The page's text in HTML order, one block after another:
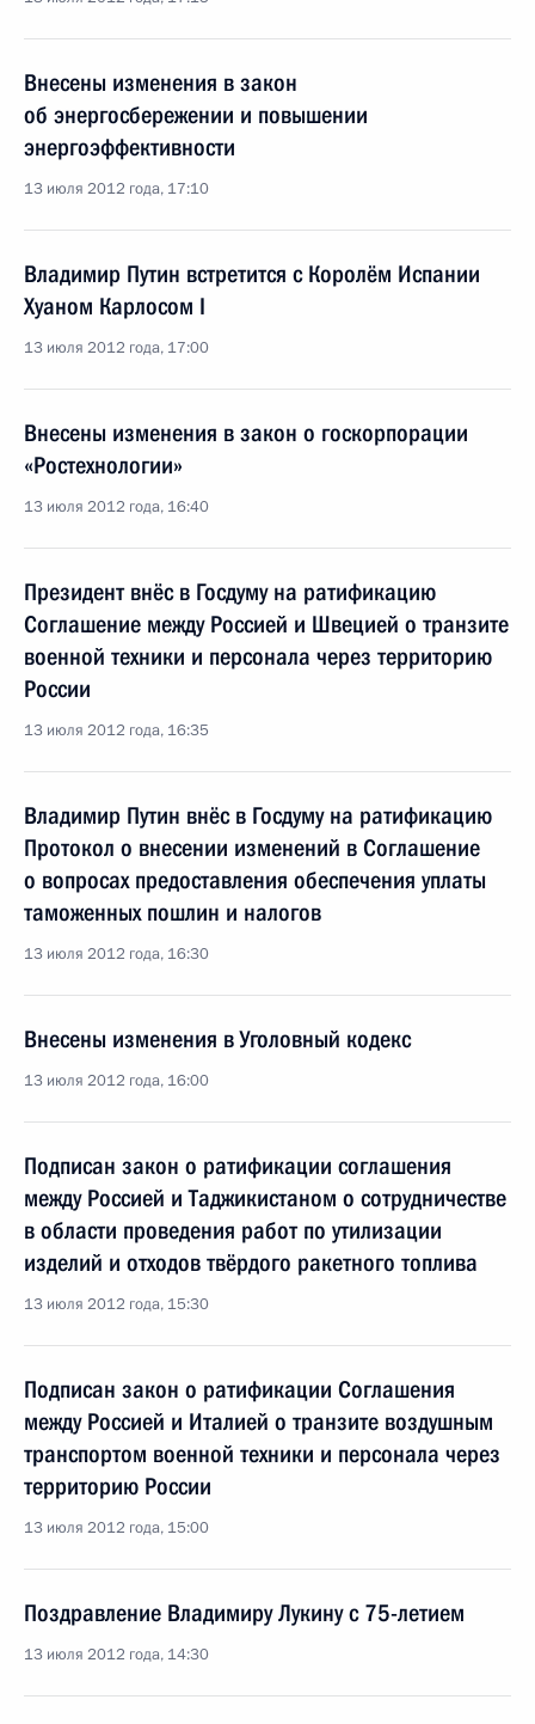
Внесены изменения в закон
об энергосбережении и повышении
энергоэффективности
13 июля 2012 года, 17:10
Владимир Путин встретится с Королём Испании
Хуаном Карлосом I
13 июля 2012 года, 17:00
Внесены изменения в закон о госкорпорации
«Ростехнологии»
13 июля 2012 года, 16:40
Президент внёс в Госдуму на ратификацию
Соглашение между Россией и Швецией о транзите
военной техники и персонала через территорию
России
13 июля 2012 года, 16:35
Владимир Путин внёс в Госдуму на ратификацию
Протокол о внесении изменений в Соглашение
о вопросах предоставления обеспечения уплаты
таможенных пошлин и налогов
13 июля 2012 года, 16:30
Внесены изменения в Уголовный кодекс
13 июля 2012 года, 16:00
Подписан закон о ратификации соглашения
между Россией и Таджикистаном о сотрудничестве
в области проведения работ по утилизации
изделий и отходов твёрдого ракетного топлива
13 июля 2012 года, 15:30
Подписан закон о ратификации Соглашения
между Россией и Италией о транзите воздушным
транспортом военной техники и персонала через
территорию России
13 июля 2012 года, 15:00
Поздравление Владимиру Лукину с 75-летием
13 июля 2012 года, 14:30